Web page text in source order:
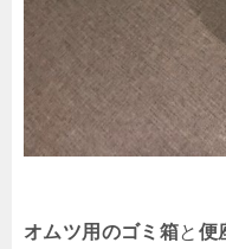
オムツ用のゴミ箱と 便